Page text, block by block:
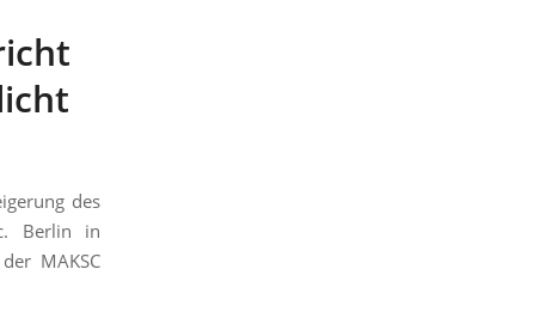
des
Berlin in
MAKSC